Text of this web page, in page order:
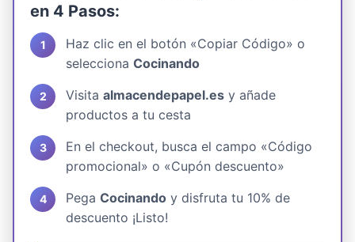
en 4 Pasos:
Haz clic en el botón «Copiar Código» o
selecciona Cocinando
Visita almacendepapel.es y añade
productos a tu cesta
En el checkout, busca el campo «Código
promocional» o «Cupón descuento»
Pega Cocinando y disfruta tu 10% de
descuento ¡Listo!